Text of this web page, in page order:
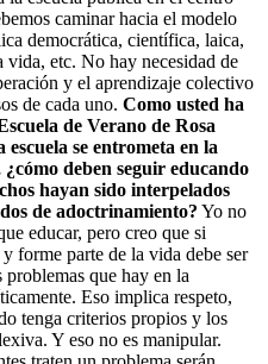
caminar hacia el modelo
democrática, científica, laica,
vida, etc. No hay necesidad de
y el aprendizaje colectivo
de cada uno. Como usted ha
de Verano de Rosa
se entrometa en la
deben seguir educando
hayan sido interpelados
de adoctrinamiento? Yo no
educar, pero creo que si
forme parte de la vida debe ser
que hay en la
Eso implica respeto,
tenga criterios propios y los
Y eso no es manipular.